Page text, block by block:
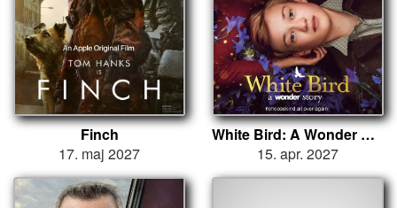
Finch
17. maj 2027
White Bird: A Wonder Story
15. apr. 2027